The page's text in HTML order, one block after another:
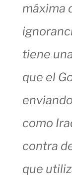
máxima
tiene
que el
como
contra
que